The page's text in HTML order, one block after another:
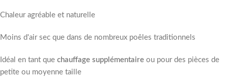
Chaleur agréable et naturelle
Moins d'air sec que dans de nombreux poêles traditionnels
Idéal en tant que chauffage supplémentaire ou pour des pièces de
petite ou moyenne taille